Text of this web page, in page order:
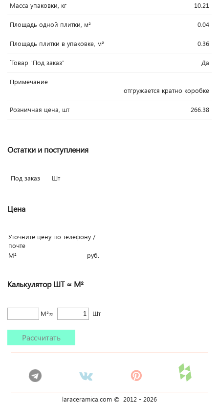
Масса упаковки, кг 10.21
Площадь одной плитки, м² 0.04
Площадь плитки в упаковке, м² 0.36
`Товар "Под заказ" Да
Примечание
отгружается кратно коробке
Розничная цена, шт 266.38
Остатки и поступления
Под заказ Шт
Цена
Уточните цену по телефону /
почте
М²
руб.
Калькулятор ШТ ≈ М²
М²≈ Шт
Рассчитать
laraceramica.com © 2012 - 2026